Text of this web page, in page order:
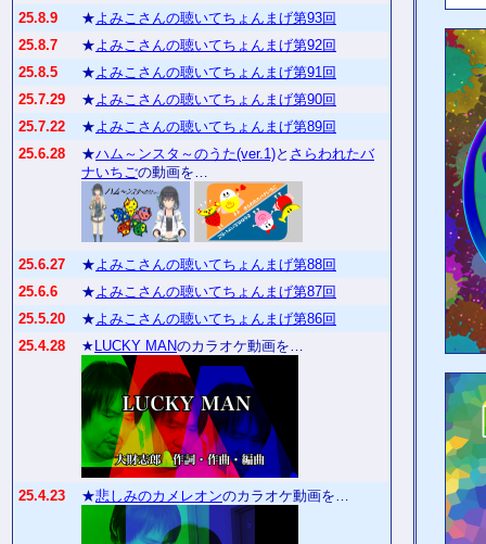
25.8.9
★よみこさんの聴いてちょんまげ第93回
25.8.7
★よみこさんの聴いてちょんまげ第92回
25.8.5
★よみこさんの聴いてちょんまげ第91回
25.7.29
★よみこさんの聴いてちょんまげ第90回
25.7.22
★よみこさんの聴いてちょんまげ第89回
25.6.28
★ハム～ンスタ～のうた(ver.1)と さらわれたバ
ナいちごの動画を…
25.6.27 ★よみこさんの聴いてちょんまげ第88回
25.6.6
★よみこさんの聴いてちょんまげ第87回
25.5.20
★よみこさんの聴いてちょんまげ第86回
25.4.28
★ LUCKY MANのカラオケ動画を…
25.4.23 ★悲しみのカメレオンのカラオケ動画を…